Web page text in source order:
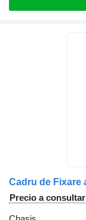
Precio a consultar